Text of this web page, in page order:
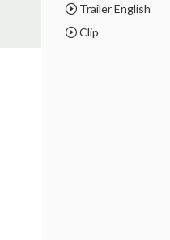
Trailer English
Clip